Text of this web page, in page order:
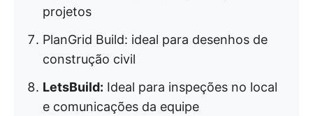
projetos
PlanGrid Build: ideal para desenhos de
construção civil
LetsBuild: Ideal para inspeções no local
e comunicações da equipe